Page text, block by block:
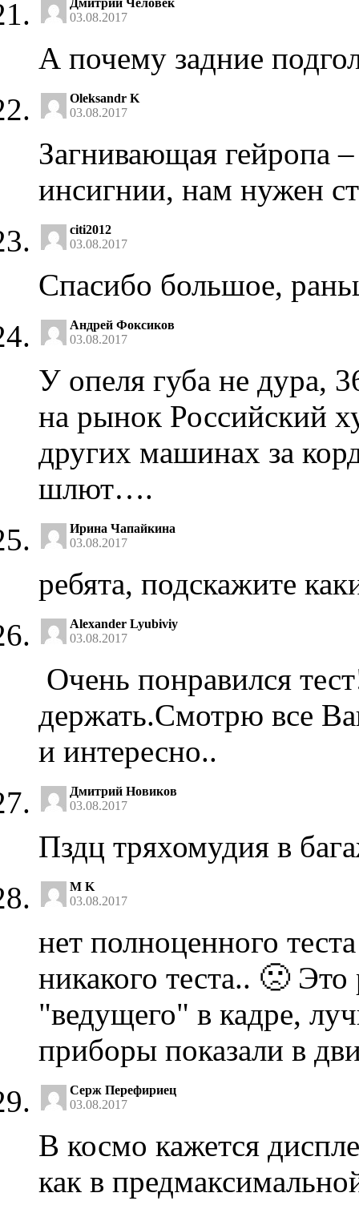
03.08.2017
А почему задние
Oleksandr K
03.08.2017
Загнивающая гейропа –
инсигнии, нам нужен
citi2012
03.08.2017
Спасибо большое,
Андрей Фоксиков
03.08.2017
У опеля губа не дура,
на рынок Российский
других машинах за
шлют….
Ирина Чапайкина
03.08.2017
ребята, подскажите
Alexander Lyubiviy
03.08.2017
Очень понравился
держать.Смотрю все
и интересно..
Дмитрий Новиков
03.08.2017
Пздц тряхомудия в
M K
03.08.2017
нет полноценного
никакого теста.. 🙁
"ведущего" в кадре,
приборы показали в
Серж Перефириец
03.08.2017
В космо кажется
как в